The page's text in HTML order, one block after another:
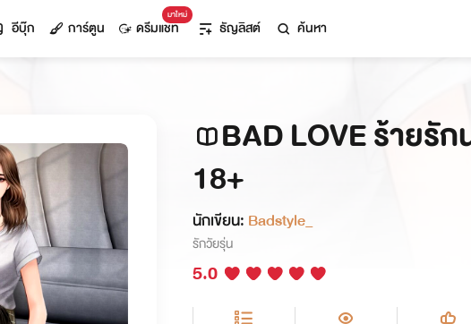
อีบุ๊ก การ์ตูน
มาใหม่
ดรีมแชท ธัญลิสต์ ค้นหา
BAD LOVE ร้ายรั
18+
นักเขียน: Badstyle_
รักวัยรุ่น
5.0